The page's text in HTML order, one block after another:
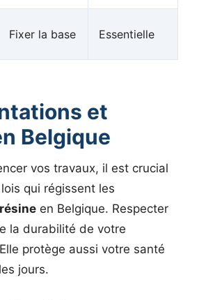
Fixer la base Essentielle
et
Belgique
vos travaux, il est crucial
qui régissent les
en Belgique. Respecter
la durabilité de votre
protège aussi votre santé
jours.